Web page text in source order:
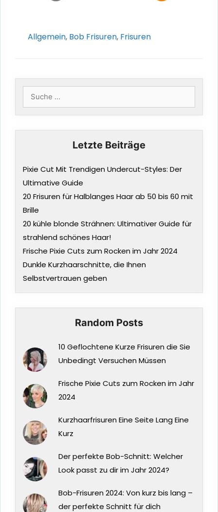
Kategorien
Allgemein, Bob Frisuren, Frisuren
Suche
nach:
Letzte Beiträge
Pixie Cut Mit Trendigen Undercut-Styles: Der
Ultimative Guide
20 Frisuren für Halblanges Haar ab 50 bis 60 mit
Brille
20 kühle blonde Strähnen: Ultimativer Guide für
strahlend schönes Haar!
Frische Pixie Cuts zum Rocken im Jahr 2024
Dunkle Kurzhaarschnitte, die Ihnen
Selbstvertrauen geben
Random Posts
10 Geflochtene Kurze Frisuren die Sie
Unbedingt Versuchen Müssen
Frische Pixie Cuts zum Rocken im Jahr
2024
Kurzhaarfrisuren Eine Seite Lang Eine
Kurz
Der perfekte Bob-Schnitt: Welcher
Look passt zu dir im Jahr 2024?
Bob-Frisuren 2024: Von kurz bis lang –
der perfekte Schnitt für dich